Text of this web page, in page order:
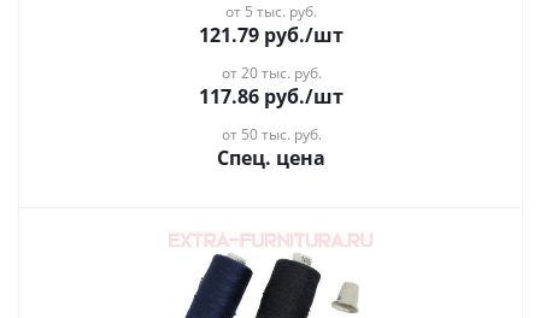
от 5 тыс. руб.
121.79 руб./шт
от 20 тыс. руб.
117.86 руб./шт
от 50 тыс. руб.
Спец. цена